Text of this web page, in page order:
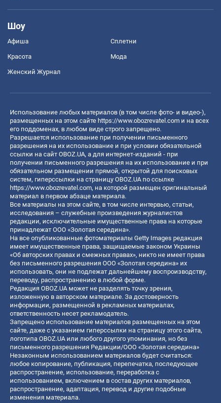
Шоу
Афиша Сплетни
Красота Мода
Женский Журнал
Использование любых материалов (в том числе фото- и видео-),
размещенных на этом сайте https://www.obozrevatel.com и на всех
его поддоменах, в любом виде строго запрещено.
Разрешается использование при получении письменного
разрешения на их использование и при условии обязательной
ссылки на сайт OBOZ.UA, а для интернет-изданий - при
получении письменного разрешения на их использование и при
обязательном размещении прямой, открытой для поисковых
систем, гиперссылки на страницу OBOZ.UA по ссылке
https://www.obozrevatel.com, на которой размещен оригинальный
материал в первом абзаце материала.
Все материалы на этом сайте, в том числе интервью, статьи,
исследования – служебные произведения журналистов
редакции, исключительные имущественные права на которые
принадлежат ООО «Золотая середина».
На все опубликованные фотоматериалы Getty Images редакция
имеет имущественные права, защищаемые законом Украины
«Об авторских правах и смежных правах», никто не имеет права
без письменного разрешения ООО «Золотая середина» их
использовать, они не подлежат дальнейшему воспроизводству,
переводу, распространению в любой форме.
Редакция OBOZ.UA может не разделять точку зрения,
изложенную в авторском материале. За достоверность
информации, размещенной в рекламных материалах,
ответственность несет рекламодатель.
Запрещено использование материалов размещенных на этом
сайте, даже с указанием гиперссылки на страницу этого сайта,
логотипа OBOZ.UA или любого другого упоминания, но без
письменного разрешения Редакции/ООО «Золотая середина»
Незаконным использованием материалов будет считаться:
любое копирование, публикация, перепечатка, последующее
распространение, использование, переработка с
использованием, включением в состав других материалов,
распространение, адаптация, перевод и другие подобные
изменения материала.